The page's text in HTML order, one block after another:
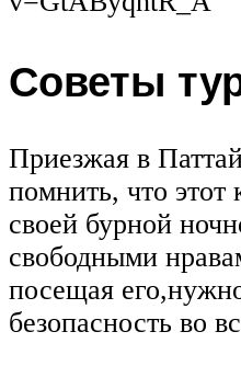
Советы
Приезжая в
помнить, что этот
своей бурной
свободными
посещая
безопасность во